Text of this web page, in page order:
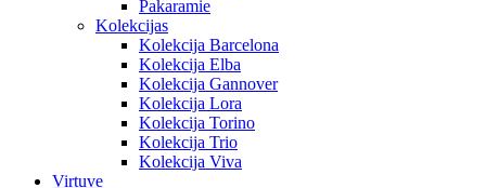
Pakaramie
Kolekcijas
Kolekcija Barcelona
Kolekcija Elba
Kolekcija Gannover
Kolekcija Lora
Kolekcija Torino
Kolekcija Trio
Kolekcija Viva
Virtuve